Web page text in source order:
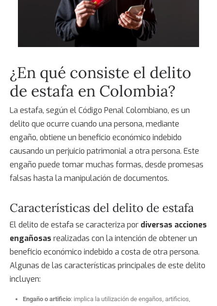
¿En qué consiste el delito
de estafa en Colombia?
La estafa, según el Código Penal Colombiano, es un
delito que ocurre cuando una persona, mediante
engaño, obtiene un beneficio económico indebido
causando un perjuicio patrimonial a otra persona. Este
engaño puede tomar muchas formas, desde promesas
falsas hasta la manipulación de documentos.
Características del delito de estafa
El delito de estafa se caracteriza por diversas acciones
engañosas realizadas con la intención de obtener un
beneficio económico indebido a costa de otra persona.
Algunas de las características principales de este delito
incluyen:
Engaño o artificio: implica la utilización de engaños, artificios,